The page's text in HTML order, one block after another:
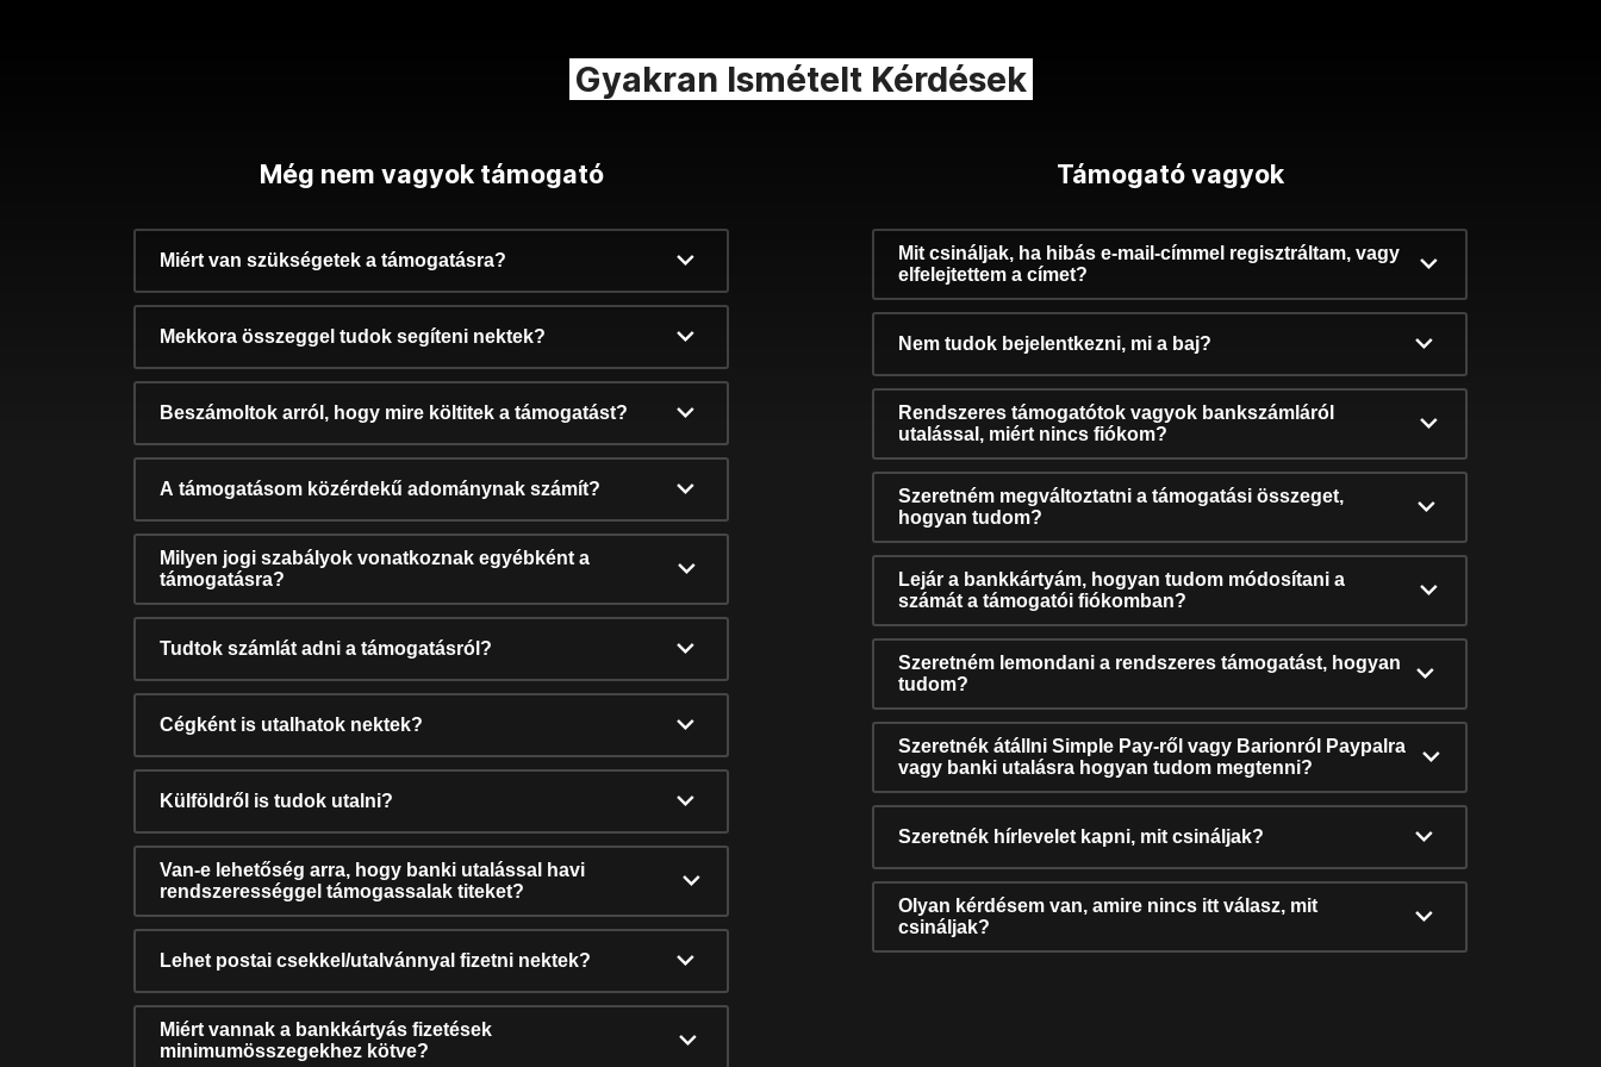
Gyakran Ismételt Kérdések
Még nem vagyok támogató
Miért van szükségetek a támogatásra?
Mekkora összeggel tudok segíteni nektek?
Beszámoltok arról, hogy mire költitek a támogatást?
A támogatásom közérdekű adománynak számít?
Milyen jogi szabályok vonatkoznak egyébként a
támogatásra?
Tudtok számlát adni a támogatásról?
Cégként is utalhatok nektek?
Külföldről is tudok utalni?
Van-e lehetőség arra, hogy banki utalással havi
rendszerességgel támogassalak titeket?
Lehet postai csekkel/utalvánnyal fizetni nektek?
Miért vannak a bankkártyás fizetések
minimumösszegekhez kötve?
Támogató vagyok
Mit csináljak, ha hibás e-mail-címmel regisztráltam, vagy
elfelejtettem a címet?
Nem tudok bejelentkezni, mi a baj?
Rendszeres támogatótok vagyok bankszámláról
utalással, miért nincs fiókom?
Szeretném megváltoztatni a támogatási összeget,
hogyan tudom?
Lejár a bankkártyám, hogyan tudom módosítani a
számát a támogatói fiókomban?
Szeretném lemondani a rendszeres támogatást, hogyan
tudom?
Szeretnék átállni Simple Pay-ről vagy Barionról Paypalra
vagy banki utalásra hogyan tudom megtenni?
Szeretnék hírlevelet kapni, mit csináljak?
Olyan kérdésem van, amire nincs itt válasz, mit
csináljak?